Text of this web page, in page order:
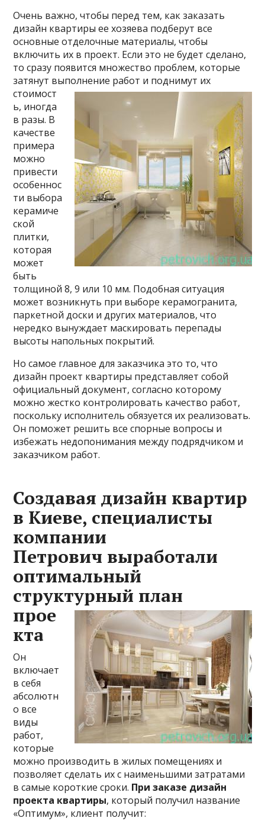
Очень важно, чтобы перед тем, как заказать
дизайн квартиры ее хозяева подберут все
основные отделочные материалы, чтобы
включить их в проект. Если это не будет сделано,
то сразу появится множество проблем, которые
затянут выполнение работ и поднимут их
стоимост
ь, иногда
в разы. В
качестве
примера
можно
привести
особеннос
ти выбора
керамиче
ской
плитки,
которая
может
быть
толщиной 8, 9 или 10 мм. Подобная ситуация
может возникнуть при выборе керамогранита,
паркетной доски и других материалов, что
нередко вынуждает маскировать перепады
высоты напольных покрытий.
Но самое главное для заказчика это то, что
дизайн проект квартиры представляет собой
официальный документ, согласно которому
можно жестко контролировать качество работ,
поскольку исполнитель обязуется их реализовать.
Он поможет решить все спорные вопросы и
избежать недопонимания между подрядчиком и
заказчиком работ.
Создавая дизайн квартир
в Киеве, специалисты
компании
Петрович выработали
оптимальный
структурный план
прое
кта
Он
включает
в себя
абсолютн
о все
виды
работ,
которые
можно производить в жилых помещениях и
позволяет сделать их с наименьшими затратами
в самые короткие сроки. При заказе дизайн
проекта квартиры, который получил название
«Оптимум», клиент получит: